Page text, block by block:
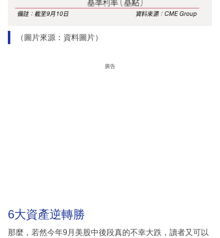
（圖片來源：資料圖片）
廣告
6大資產逆轉勝
那麼，若然今年9月美股中後段真的不幸大跌，讀者又可以